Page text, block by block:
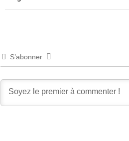
S’abonner